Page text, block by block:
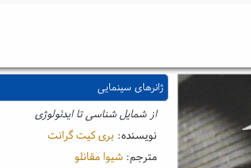
ژانرهای سینمایی
از شمایل شناسی تا ایدئولوژی
نویسنده: بری کیت گرانت
مترجم: شیوا مقانلو